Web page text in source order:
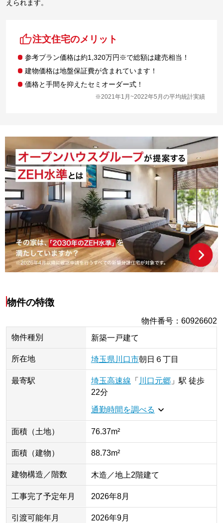
えられます。
注文住宅のメリット
参考プラン価格は約1,320万円※で総額は建売相当！
建物価格は地盤保証費が含まれています！
価格と手間を抑えたセミオーダー式！
※2021年1月~2022年5月の平均統計実績
物件の特徴
物件番号 ：60926602
物件種別
新築一戸建て
所在地 埼玉県 川口市朝日 ６丁目
最寄駅 埼玉高速線 「 川口元郷」 駅 徒歩
22分
通勤時間を調べる
面積（土地） 76.37m²
面積（建物） 88.73m²
建物構造／階数 木造／地上2階建て
工事完了予定年月 2026年8月
引渡可能年月 2026年9月